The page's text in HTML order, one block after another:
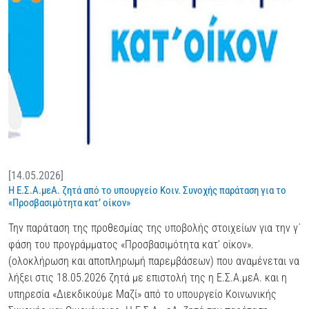
[14.05.2026]
Η Ε.Σ.Α.μεΑ. ζητά από το υπουργείο Κοιν. Συνοχής παράταση για το
«Προσβασιμότητα κατ’ οίκον»
Την παράταση της προθεσμίας της υποβολής στοιχείων για την γ΄
φάση του προγράμματος «Προσβασιμότητα κατ’ οίκον».
(ολοκλήρωση και αποπληρωμή παρεμβάσεων) που αναμένεται να
λήξει στις 18.05.2026 ζητά με επιστολή της η Ε.Σ.Α.μεΑ. και η
υπηρεσία «Διεκδικούμε Μαζί» από το υπουργείο Κοινωνικής